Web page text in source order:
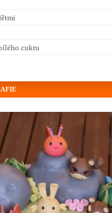
cukru